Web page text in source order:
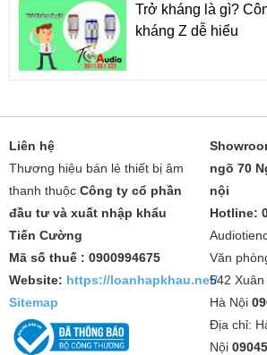
Trở kháng là gì?
kháng Z dễ hiểu
Liên hệ
Thương hiệu bán lẻ thiết bị âm
thanh thuộc Công ty cổ phần
đầu tư và xuất nhập khẩu
Tiến Cường
Mã số thuế : 0900994675
Website: https://loanhapkhau.net/
Sitemap
ngõ 70
nội
Hotline:
Văn
542
Hà Nội
Địa chỉ:
Nội